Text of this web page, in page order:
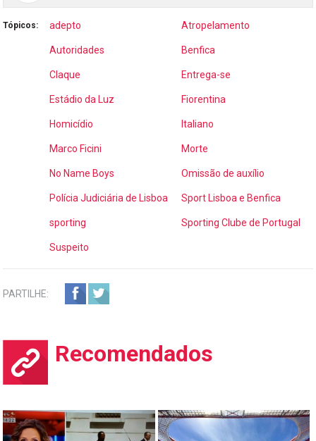
Tópicos: adepto Atropelamento
Autoridades Benfica
Claque Entrega-se
Estádio da Luz Fiorentina
Homicídio Italiano
Marco Ficini Morte
No Name Boys Omissão de auxílio
Polícia Judiciária de Lisboa Sport Lisboa e Benfica
sporting Sporting Clube de Portugal
Suspeito
PARTILHE:
Recomendados